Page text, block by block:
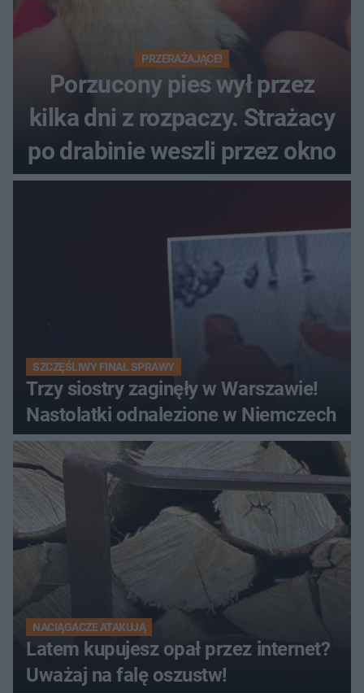
PRZERAŻAJĄCE!
Porzucony pies wył przez
kilka dni z rozpaczy. Strażacy
po drabinie weszli przez okno
SZCZĘŚLIWY FINAŁ SPRAWY
Trzy siostry zaginęły w Warszawie!
Nastolatki odnalezione w Niemczech
NACIĄGACZE ATAKUJĄ
Latem kupujesz opał przez internet?
Uważaj na falę oszustw!